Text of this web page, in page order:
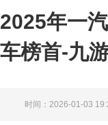
2025年一
车榜首-九
时间：2026-01-03